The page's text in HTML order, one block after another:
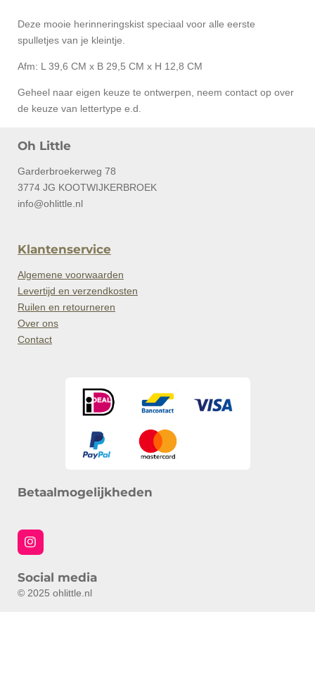
Deze mooie herinneringskist speciaal voor alle eerste
spulletjes van je kleintje.
Afm: L 39,6 CM x B 29,5 CM x H 12,8 CM
Geheel naar eigen keuze te ontwerpen, neem contact op over
de keuze van lettertype e.d.
Oh Little
Garderbroekerweg 78
3774 JG KOOTWIJKERBROEK
info@ohlittle.nl
Klantenservice
Algemene voorwaarden
Levertijd en verzendkosten
Ruilen en retourneren
Over ons
Contact
Betaalmogelijkheden
I
n
t
a
Social media
© 2025 ohlittle.nl